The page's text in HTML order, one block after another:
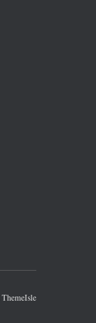
ThemeIsle